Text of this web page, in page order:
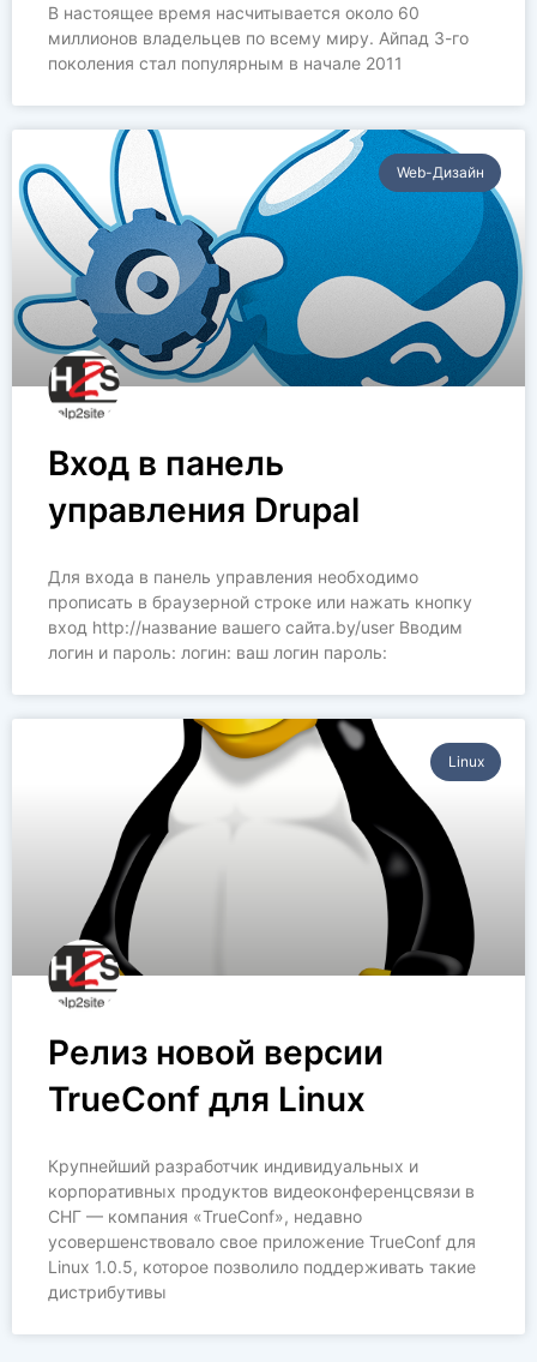
В настоящее время насчитывается около 60
миллионов владельцев по всему миру. Айпад 3-го
поколения стал популярным в начале 2011
Web-Дизайн
Вход в панель
управления Drupal
Для входа в панель управления необходимо
прописать в браузерной строке или нажать кнопку
вход http://название вашего сайта.by/user Вводим
логин и пароль: логин: ваш логин пароль:
Linux
Релиз новой версии
TrueConf для Linux
Крупнейший разработчик индивидуальных и
корпоративных продуктов видеоконференцсвязи в
СНГ — компания «TrueConf», недавно
усовершенствовало свое приложение TrueConf для
Linux 1.0.5, которое позволило поддерживать такие
дистрибутивы